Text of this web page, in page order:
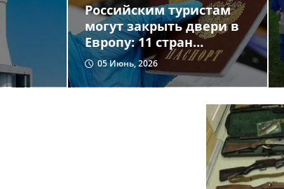
Российским туристам
могут закрыть двери в
Европу: 11 стран
требуют новых
ограничений
05 Июнь, 2026